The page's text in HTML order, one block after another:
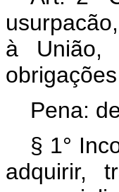
à União,
Pena:
§ 1°
adquirir,